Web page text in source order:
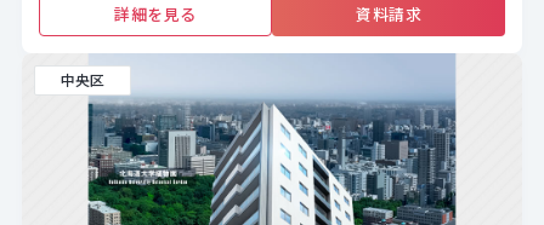
詳細を見る 資料請求
中央区